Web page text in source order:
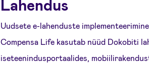
Lahendus
Uudsete e-lahenduste
Compensa Life kasutab nüüd Dokobiti
iseteenindusportaalides,